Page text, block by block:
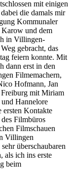
mit einigen
die damals mir
Kommunaler
und dem
in Villingen-
gebracht, das
feiern konnte. Mit
dann erst in den
Filmemachern,
Hofmann, Jan
mit Miriam
Hannelore
ersten Kontakte
Filmbüros
Filmschauen
Villingen
überschaubaren
als ich ins erste
beim